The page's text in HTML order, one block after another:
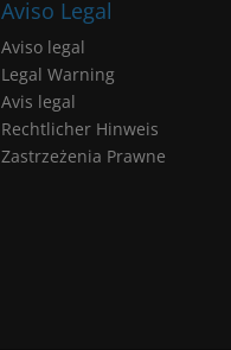
Aviso Legal
Aviso legal
Legal Warning
Avis legal
Rechtlicher Hinweis
Zastrzeżenia Prawne